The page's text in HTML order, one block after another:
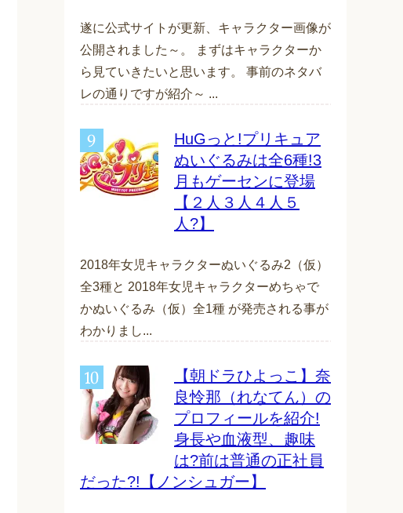
遂に公式サイトが更新、キャラクター画像が
公開されました～。 まずはキャラクターか
ら見ていきたいと思います。 事前のネタバ
レの通りですが紹介～ ...
HuGっと!プリキュア
ぬいぐるみは全6種!3
月もゲーセンに登場
【２人３人４人５
人?】
2018年女児キャラクターぬいぐるみ2（仮）
全3種と 2018年女児キャラクターめちゃで
かぬいぐるみ（仮）全1種 が発売される事が
わかりまし...
【朝ドラひよっこ】奈
良怜那（れなてん）の
プロフィールを紹介!
身長や血液型、趣味
は?前は普通の正社員
だった?!【ノンシュガー】